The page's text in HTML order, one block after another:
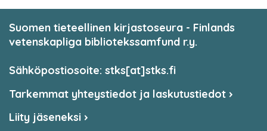
Suomen tieteellinen kirjastoseura - Finlands
vetenskapliga bibliotekssamfund r.y.
Sähköpostiosoite: stks[at]stks.fi
Tarkemmat yhteystiedot ja laskutustiedot
Liity jäseneksi